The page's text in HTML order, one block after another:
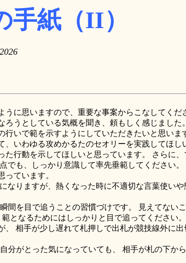
紙（II）
に思いますので、重要な事案からこなしてくだ
うとしている気概を聞き、頼もしく感じました。
いで範を示すようにしていただきたいと思いま
いわゆる攻めかるたのセオリーを実践してほし
行動を示してほしいと思っています。 さらに、
も、しっかり意識して率先垂範してください。
ています。
りますが、熱くなった時に不適切な言葉使い
を目で追うことの習慣づけです。 見えてない
となるためにはしっかりと目で追ってください。
相手が少し遅れて札押しで出札が競技線外に
がとった気になっていても、 相手が札の下か